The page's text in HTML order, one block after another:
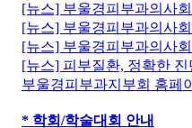
[뉴스] 부울경피부과의사
[뉴스] 부울경피부과의사
[뉴스] 부울경피부과의사
[뉴스] 피부질환, 정확한
부울경피부과지부회 홈페
* 학회/학술대회 안내